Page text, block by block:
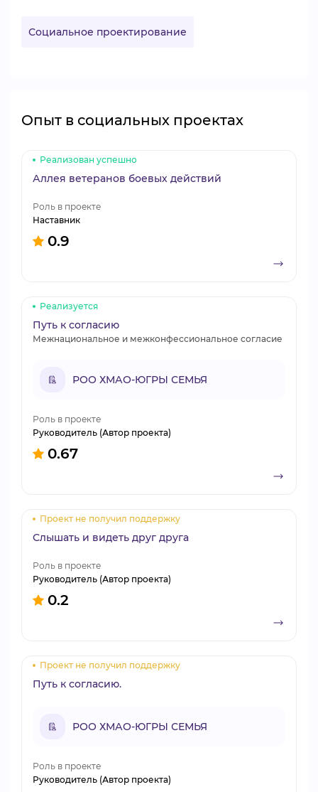
Социальное проектирование
Опыт в социальных проектах
Реализован успешно
Аллея ветеранов боевых действий
Роль в проекте
Наставник
0.9
Реализуется
Путь к согласию
Межнациональное и межконфессиональное согласие
РОО ХМАО-ЮГРЫ СЕМЬЯ
Роль в проекте
Руководитель (Автор проекта)
0.67
Проект не получил поддержку
Слышать и видеть друг друга
Роль в проекте
Руководитель (Автор проекта)
0.2
Проект не получил поддержку
Путь к согласию.
РОО ХМАО-ЮГРЫ СЕМЬЯ
Роль в проекте
Руководитель (Автор проекта)